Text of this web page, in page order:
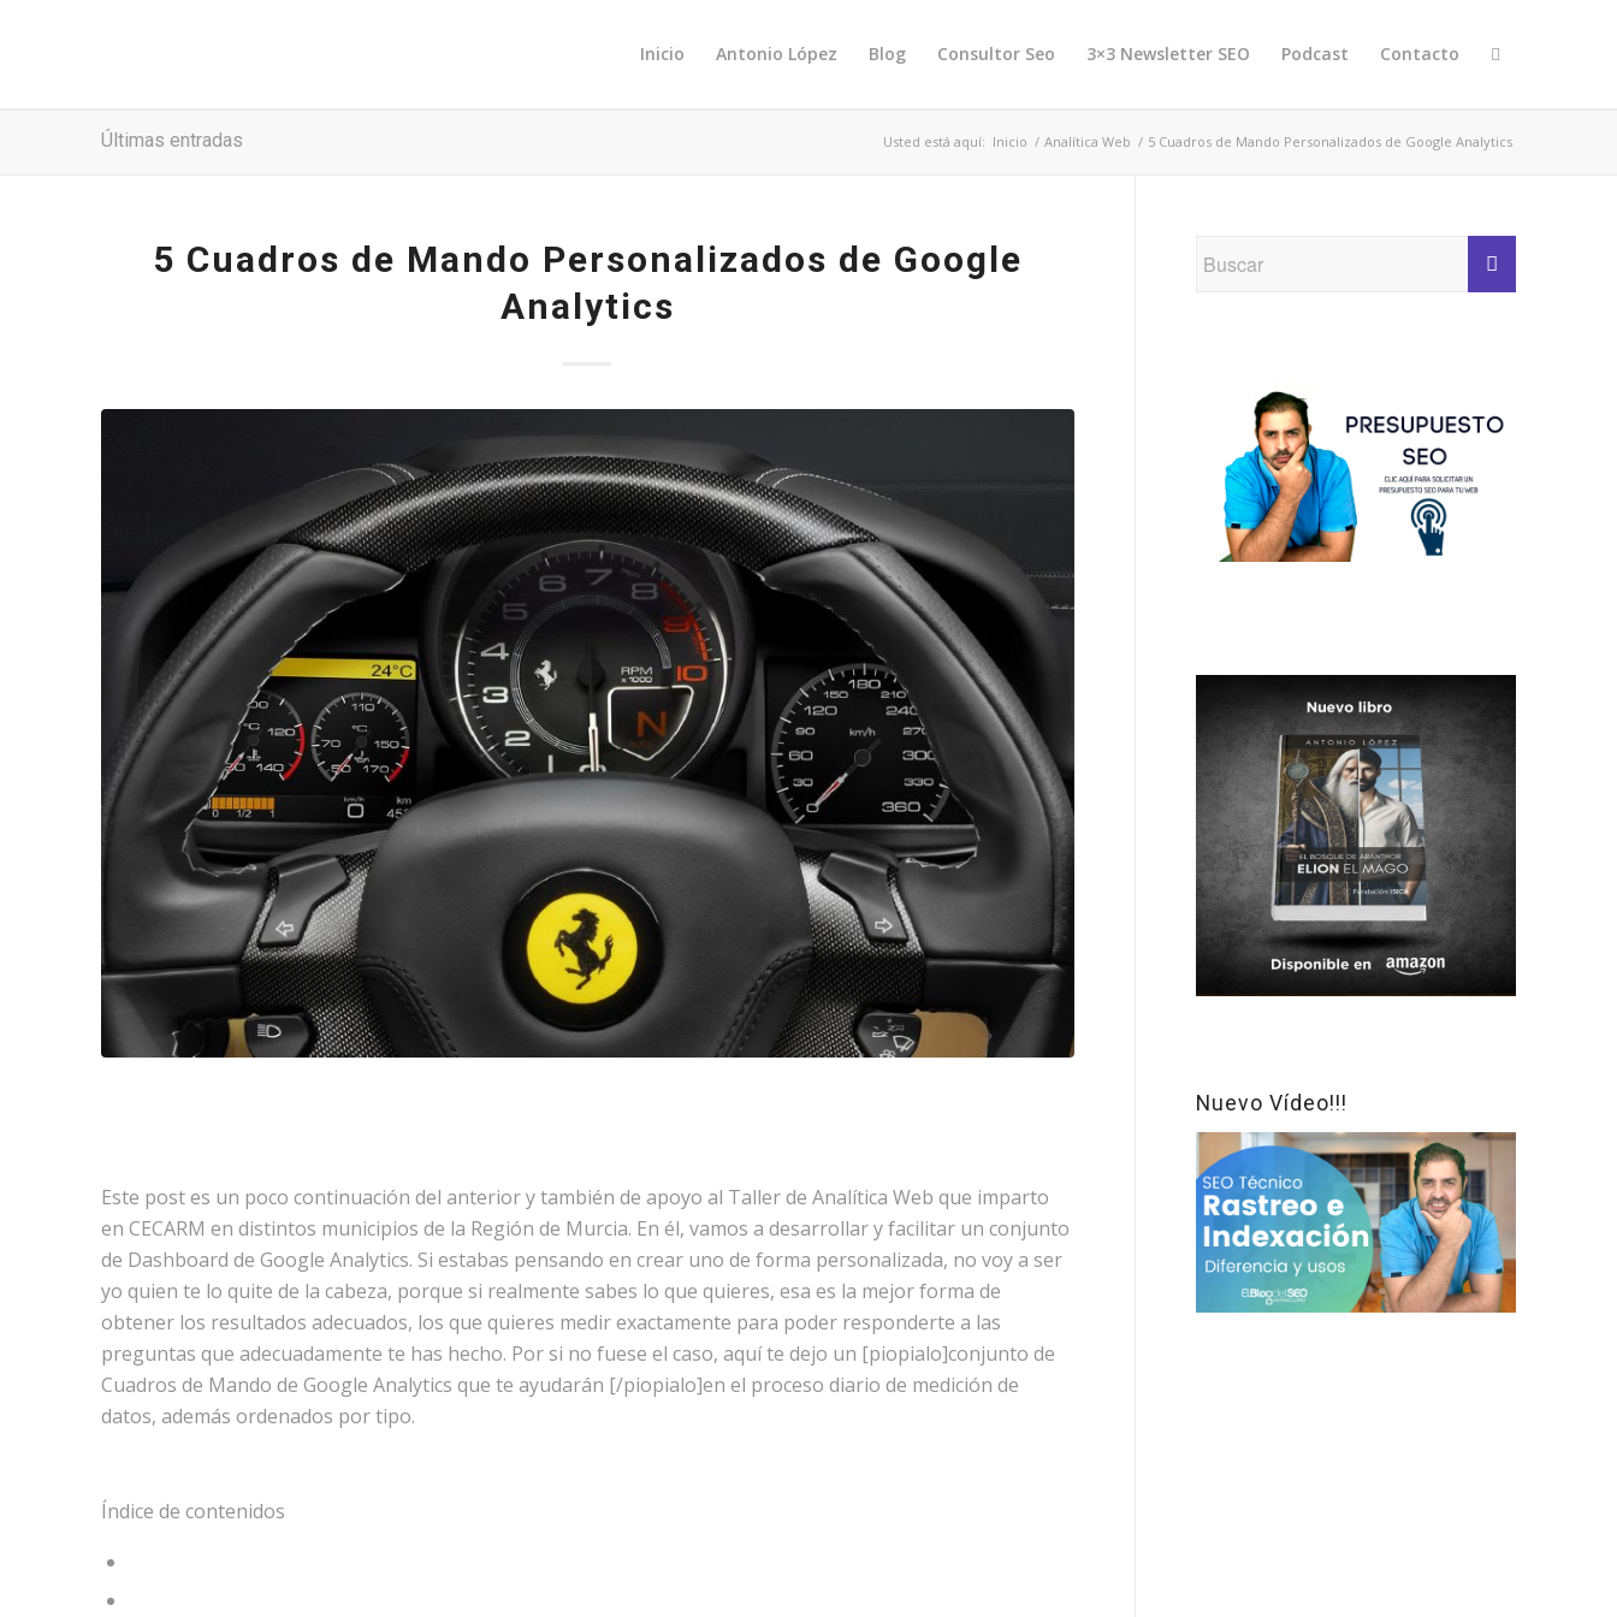
Inicio Antonio López Blog Consultor Seo 3×3 Newsletter SEO Podcast Contacto
Últimas entradas Usted está aquí: Inicio / Analítica Web / 5 Cuadros de Mando Personalizados de Google Analytics
5 Cuadros de Mando Personalizados de Google
Analytics
Este post es un poco continuación del anterior y también de apoyo al Taller de Analítica Web que imparto
en CECARM en distintos municipios de la Región de Murcia. En él, vamos a desarrollar y facilitar un conjunto
de Dashboard de Google Analytics. Si estabas pensando en crear uno de forma personalizada, no voy a ser
yo quien te lo quite de la cabeza, porque si realmente sabes lo que quieres, esa es la mejor forma de
obtener los resultados adecuados, los que quieres medir exactamente para poder responderte a las
preguntas que adecuadamente te has hecho. Por si no fuese el caso, aquí te dejo un [piopialo]conjunto de
Cuadros de Mando de Google Analytics que te ayudarán [/piopialo]en el proceso diario de medición de
datos, además ordenados por tipo.
Índice de contenidos
Nuevo Vídeo!!!